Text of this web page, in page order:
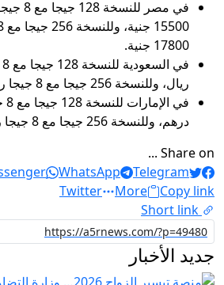
في مصر
17800 جنية.
ريال، وللنسخة 256 جيجا مع 8 جيجا رام بسعر 1200 ريال.
درهم، وللنسخة 256 جيجا مع 8 جيجا رام بسعر 1150 درهم.
Share on ...
WhatsApp
Telegram
Twitter
More
Copy link
Short link
جديد الأخبار